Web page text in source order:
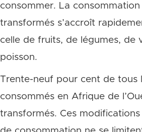
consommer. La consommation
transformés s’accroît
celle de fruits, de légumes, de
poisson.
Trente-neuf pour cent de tous
consommés en Afrique de
transformés. Ces